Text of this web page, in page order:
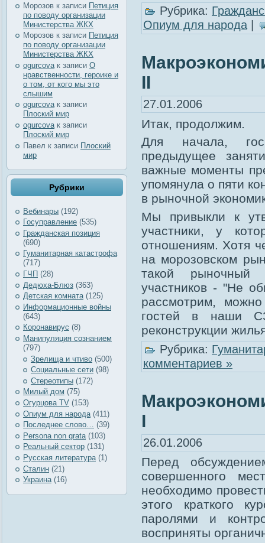
Морозов к записи Петиция
по поводу организации
Министерства ЖКХ
Морозов к записи Петиция
по поводу организации
Министерства ЖКХ
ogurcova к записи О
нравственности, героике и
о том, от кого мы это
слышим
ogurcovaк записи
Плоский мир
ogurcova к записи
Плоский мир
Павел к записи Плоский
мир
Рубрики
Вебинары (192)
Госуправление (535)
Гражданская позиция
(690)
Гуманитарная катастрофа
(717)
ГЧП (28)
Дедюха-Блюз (363)
Детская комната(125)
Информационные войны
(643)
Коронавирус (8)
Манипуляция сознанием
(797)
Зрелища и чтиво (500)
Социальные сети (98)
Стереотипы (172)
Милый дом (75)
Огурцова TV (153)
Опиум для народа (411)
Последнее слово… (39)
Рersona non grata (103)
Реальный сектор (131)
Русская литература (1)
Сталин (21)
Украина(16)
Рубрика:
Опиум для народа
II
27.01.2006
Итак, продолжим.
Для начала,
предыдущее
важные моменты
упомянула о пяти
в рыночной
Мы привыкли к
участники, у
отношениям. Хотя
на морозовском
такой рыночный
участников - "Не
рассмотрим,
гостей в наши
реконструкции
Рубрика:
комментариев »
I
26.01.2006
Перед
совершенного
необходимо
этого краткого
паролями и
восприняты